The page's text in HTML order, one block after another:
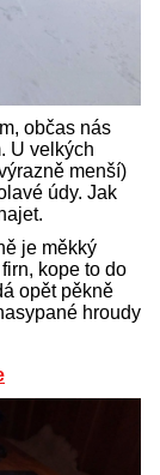
občas nás
U velkých
menší)
údy. Jak
je měkký
kope to do
opět pěkně
hroudy